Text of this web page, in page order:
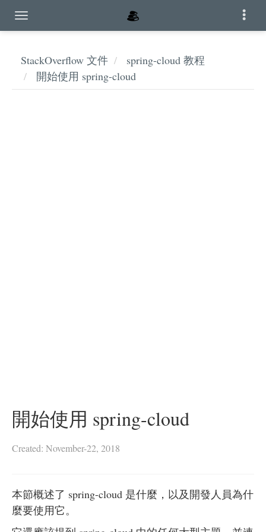
StackOverflow 文件
spring-cloud 教程
開始使用 spring-cloud
開始使用 spring-cloud
Created: November-22, 2018
本節概述了 spring-cloud 是什麼，以及開發人員為什
麼要使用它。